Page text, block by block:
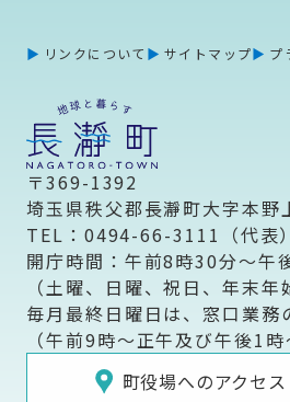
リンクについて サイトマップ プ
〒369-1392
埼玉県秩父郡長瀞町大字本野
TEL：0494-66-3111（代表）
開庁時間：午前8時30分～午
（土曜、日曜、祝日、年末年
毎月最終日曜日は、窓口業務
（午前9時～正午及び午後1時
町役場へのアクセス